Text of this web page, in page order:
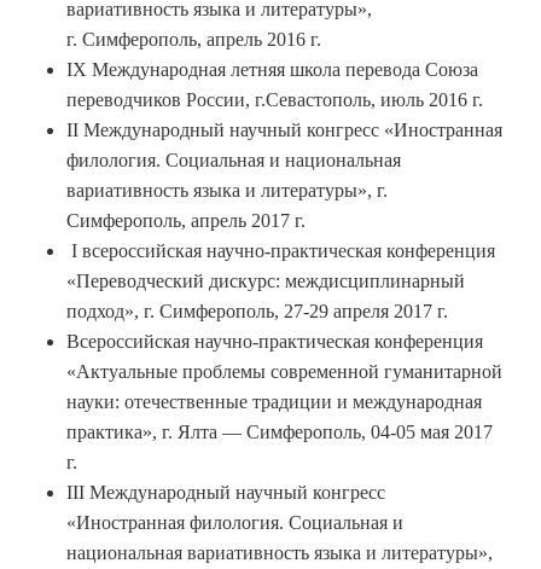
вариативность языка и литературы»,
г. Симферополь, апрель 2016 г.
IX Международная летняя школа перевода Союза
переводчиков России, г.Севастополь, июль 2016 г.
II Международный научный конгресс «Иностранная
филология. Социальная и национальная
вариативность языка и литературы», г.
Симферополь, апрель 2017 г.
I всероссийская научно-практическая конференция
«Переводческий дискурс: междисциплинарный
подход», г. Симферополь, 27-29 апреля 2017 г.
Всероссийская научно-практическая конференция
«Актуальные проблемы современной гуманитарной
науки: отечественные традиции и международная
практика», г. Ялта — Симферополь, 04-05 мая 2017
г.
III Международный научный конгресс
«Иностранная филология. Социальная и
национальная вариативность языка и литературы»,